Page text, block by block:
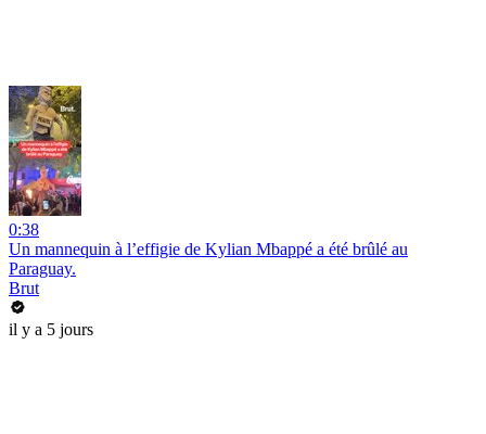
0:38
Un mannequin à l’effigie de Kylian Mbappé a été brûlé au
Paraguay.
Brut
il y a 5 jours